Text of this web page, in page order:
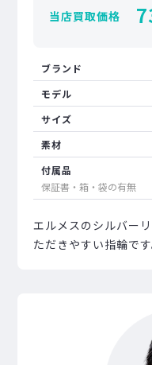
当店買取価格
ブランド
モデル
サイズ
素材
付属品
保証書・箱・袋の有無
エルメスのシルバー
ただきやすい指輪です